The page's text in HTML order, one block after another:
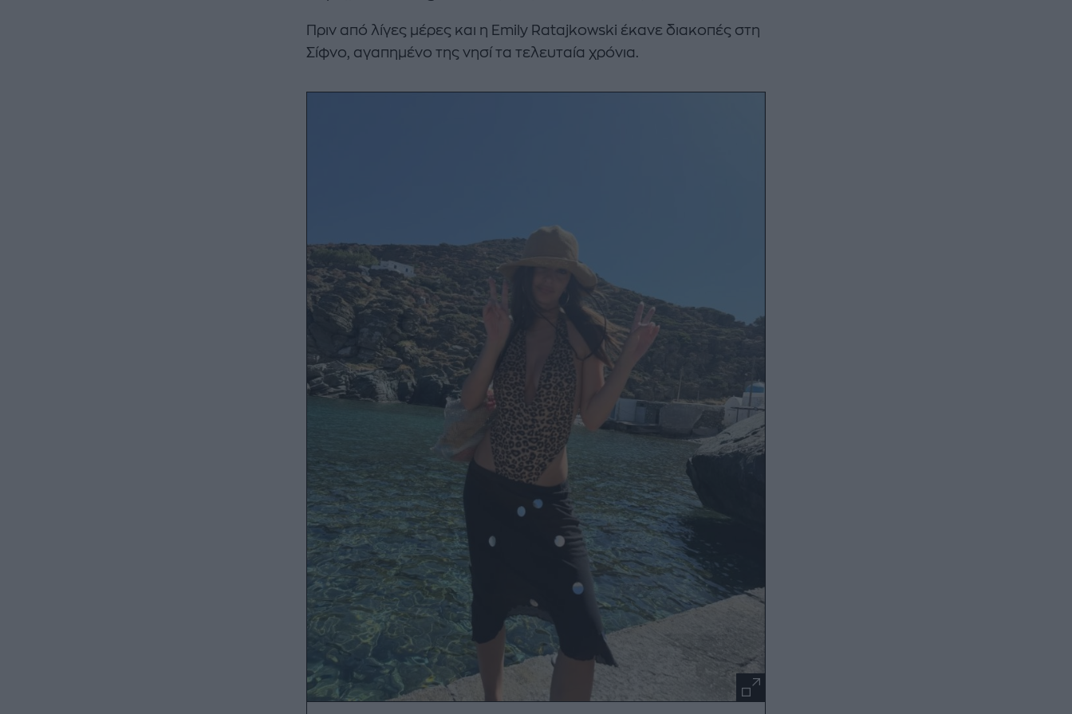
Πριν από λίγες μέρες και η Emily Ratajkowski έκανε διακοπές στη
Σίφνο, αγαπημένο της νησί τα τελευταία χρόνια.